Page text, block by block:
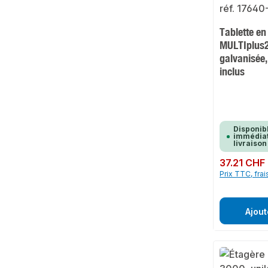
Tablette
inclus
livraison
Prix régulier :
37.21 CHF
Prix TTC,